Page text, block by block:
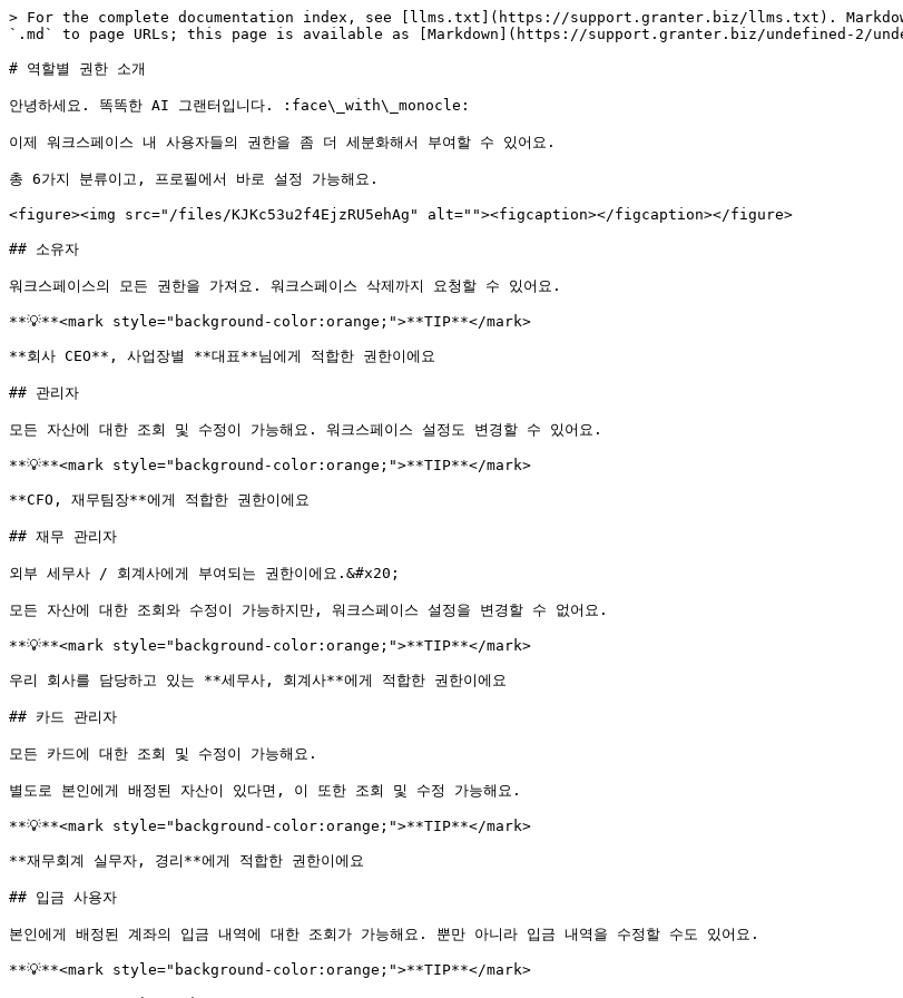
> For the complete documentation index, see [llms.txt](https://support.granter.biz/llms.txt).
`.md` to page URLs; this page is available as [Markdown](https://support.granter.biz/undefined-2/
# 역할별 권한 소개
안녕하세요. 똑똑한 AI 그랜터입니다. :face\_with\_monocle:
이제 워크스페이스 내 사용자들의 권한을 좀 더 세분화해서 부여할 수 있어요.
총 6가지 분류이고, 프로필에서 바로 설정 가능해요.
<figure><img src="/files/KJKc53u2f4EjzRU5ehAg" alt=""><figcaption></figcaption></figure>
## 소유자
워크스페이스의 모든 권한을 가져요. 워크스페이스 삭제까지 요청할 수 있어요.
**💡**<mark style="background-color:orange;">**TIP**</mark>
**회사 CEO**, 사업장별 **대표**님에게 적합한 권한이에요
## 관리자
모든 자산에 대한 조회 및 수정이 가능해요. 워크스페이스 설정도 변경할 수 있어요.
**💡**<mark style="background-color:orange;">**TIP**</mark>
**CFO, 재무팀장**에게 적합한 권한이에요
## 재무 관리자
외부 세무사 / 회계사에게 부여되는 권한이에요.&#x20;
모든 자산에 대한 조회와 수정이 가능하지만, 워크스페이스 설정을 변경할 수 없어요.
**💡**<mark style="background-color:orange;">**TIP**</mark>
우리 회사를 담당하고 있는 **세무사, 회계사**에게 적합한 권한이에요
## 카드 관리자
모든 카드에 대한 조회 및 수정이 가능해요.
별도로 본인에게 배정된 자산이 있다면, 이 또한 조회 및 수정 가능해요.
**💡**<mark style="background-color:orange;">**TIP**</mark>
**재무회계 실무자, 경리**에게 적합한 권한이에요
## 입금 사용자
본인에게 배정된 계좌의 입금 내역에 대한 조회가 가능해요. 뿐만 아니라 입금 내역을 수정할 수도 있어요.
**💡**<mark style="background-color:orange;">**TIP**</mark>